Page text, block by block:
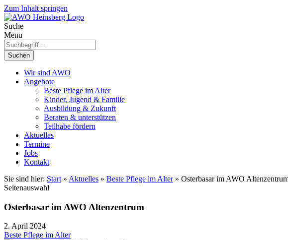
Zum Inhalt springen
Suche
Menu
Suchen
Wir sind AWO
Angebote
Beste Pflege im Alter
Kinder, Jugend & Familie
Ausbildung & Zukunft
Beraten & unterstützen
Teilhabe fördern
Aktuelles
Termine
Jobs
Kontakt
Sie sind hier: Start » Aktuelles » Beste Pflege im Alter» Osterbasar im AWO
Seitenauswahl
Osterbasar im AWO Altenzentrum
2. April 2024
Beste Pflege im Alter